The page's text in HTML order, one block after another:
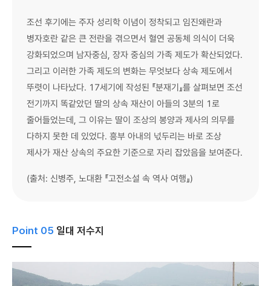
조선 후기에는 주자 성리학 이념이 정착되고 임진왜란과
병자호란 같은 큰 전란을 겪으면서 혈연 공동체 의식이 더욱
강화되었으며 남자중심, 장자 중심의 가족 제도가 확산되었다.
그리고 이러한 가족 제도의 변화는 무엇보다 상속 제도에서
뚜렷이 나타났다. 17세기에 작성된 『분재기』를 살펴보면 조선
전기까지 똑같았던 딸의 상속 재산이 아들의 3분의 1로
줄어들었는데, 그 이유는 딸이 조상의 봉양과 제사의 의무를
다하지 못한 데 있었다. 흥부 아내의 넋두리는 바로 조상
제사가 재산 상속의 주요한 기준으로 자리 잡았음을 보여준다.
(출처: 신병주, 노대환 『고전소설 속 역사 여행』)
Point 05 일대 저수지